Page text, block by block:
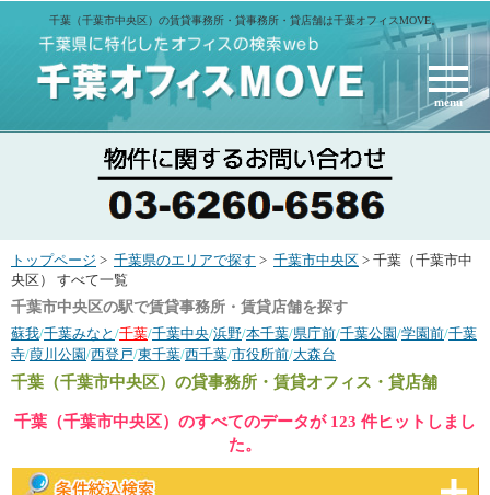
千葉（千葉市中央区）の賃貸事務所・貸事務所・貸店舗は千葉オフィスMOVE。
menu
トップページ > 千葉県のエリアで探す > 千葉市中央区 > 千葉（千葉市中
央区） すべて一覧
千葉市中央区の駅で賃貸事務所・賃貸店舗を探す
蘇我/千葉みなと /千葉/千葉中央/浜野/本千葉/県庁前/千葉公園/学園前/千葉
寺/葭川公園/西登戸/東千葉/西千葉/市役所前/大森台
千葉（千葉市中央区） の貸事務所・賃貸オフィス・貸店舗
千葉（千葉市中央区）のすべてのデータが 123 件ヒットしまし
た。